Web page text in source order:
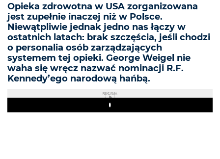
Opieka zdrowotna w USA zorganizowana
jest zupełnie inaczej niż w Polsce.
Niewątpliwie jednak jedno nas łączy w
ostatnich latach: brak szczęścia, jeśli chodzi
o personalia osób zarządzających
systemem tej opieki. George Weigel nie
waha się wręcz nazwać nominacji R.F.
Kennedy’ego narodową hańbą.
REKLAMA
Play